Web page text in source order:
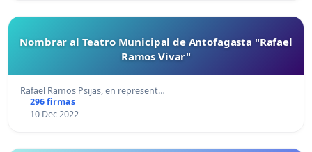
Nombrar al Teatro Municipal de Antofagasta "Rafael
Ramos Vivar"
Rafael Ramos Psijas, en represent…
296 firmas
10 Dec 2022